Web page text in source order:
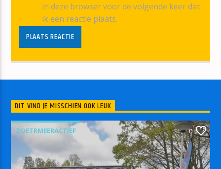
in deze browser voor de volgende keer dat
ik een reactie plaats.
DIT VIND JE MISSCHIEN OOK LEUK
ZOETRMEERACTIEF 0